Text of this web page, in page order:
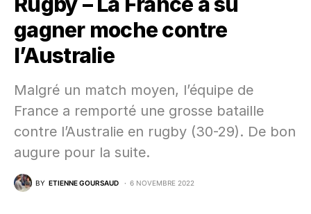
gagner moche contre
l’Australie
Malgré un match moyen, l’équipe de
France a remporté une grosse bataille
contre l’Australie en rugby (30-29). De bon
augure pour la suite.
BY ETIENNE GOURSAUD 6 NOVEMBRE 2022